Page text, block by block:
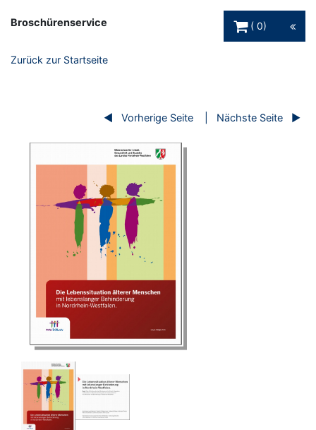
Broschürenservice
0
Zurück zur Startseite
Vorherige Seite Nächste Seite